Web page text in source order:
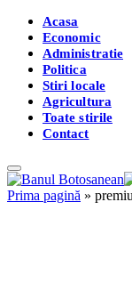
Acasa
Economic
Administratie
Politica
Stiri locale
Agricultura
Toate stirile
Contact
Prima pagină »